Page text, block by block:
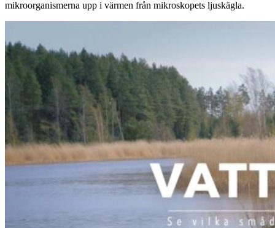
mikroorganismerna upp i värmen från mikroskopets ljuskägla.